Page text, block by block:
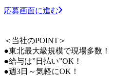
応募画面に進む
＜当社のPOINT＞
●東北最大級規模で現場多数！
●給与は”日払い”OK！
●週3日～気軽にOK！